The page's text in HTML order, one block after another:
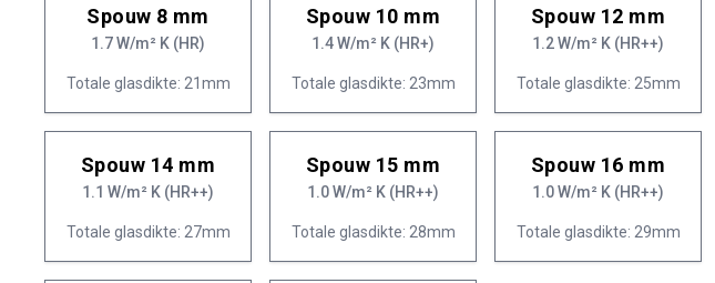
Spouw 8 mm
1.7 W/m² K (HR)
Totale glasdikte: 21mm
Spouw 10 mm
1.4 W/m² K (HR+)
Totale glasdikte: 23mm
Spouw 12 mm
1.2 W/m² K (HR++)
Totale glasdikte: 25mm
Spouw 14 mm
1.1 W/m² K (HR++)
Totale glasdikte: 27mm
Spouw 15 mm
1.0 W/m² K (HR++)
Totale glasdikte: 28mm
Spouw 16 mm
1.0 W/m² K (HR++)
Totale glasdikte: 29mm